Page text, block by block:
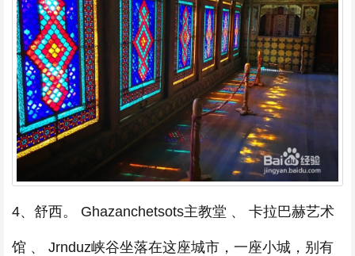
4、舒西。 Ghazanchetsots主教堂 、 卡拉巴赫艺术
馆 、 Jrnduz峡谷坐落在这座城市，一座小城，别有